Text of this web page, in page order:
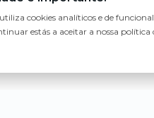
cookies analíticos e de
estás a aceitar a nossa política